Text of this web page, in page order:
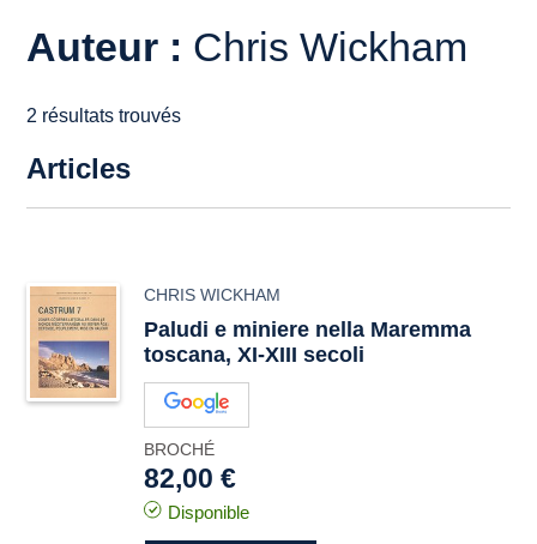
Auteur : Chris Wickham
2 résultats trouvés
Articles
CHRIS WICKHAM
Paludi e miniere nella Maremma
toscana, XI-XIII secoli
BROCHÉ
82,00 €
Disponible